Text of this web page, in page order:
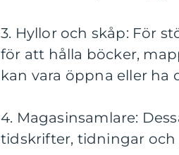
3. Hyllor och skåp: För
för att hålla böcker,
kan vara öppna eller ha
4. Magasinsamlare:
tidskrifter, tidningar